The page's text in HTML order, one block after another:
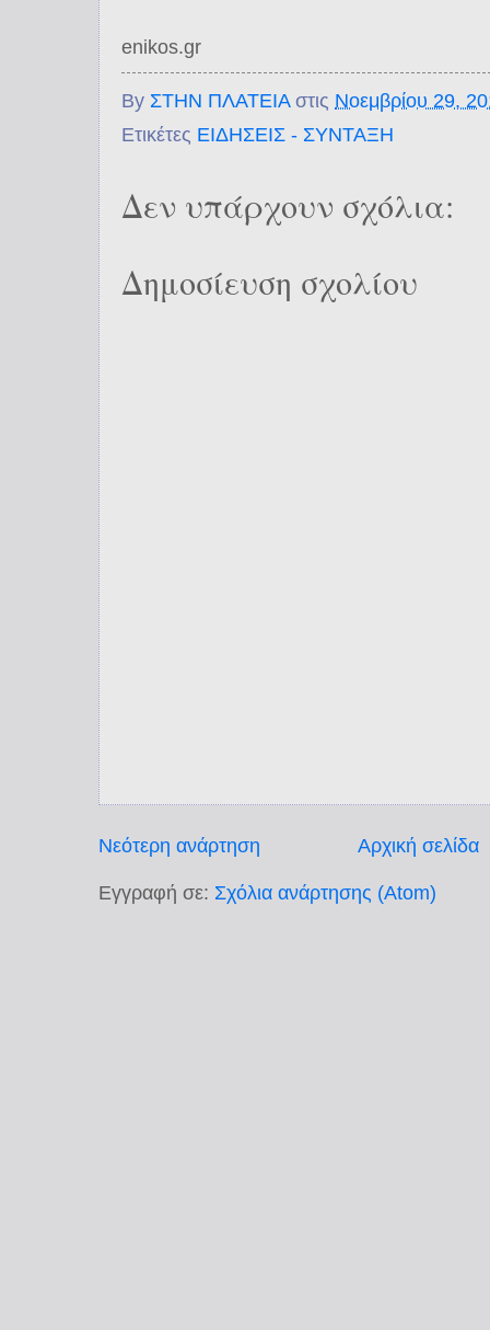
enikos.gr
By ΣΤΗΝ ΠΛΑΤΕΙΑ στις Νοεμβρίου 29,
Ετικέτες ΕΙΔΗΣΕΙΣ - ΣΥΝΤΑΞΗ
Δεν υπάρχουν σχόλια:
Δημοσίευση σχολίου
Νεότερη ανάρτηση Αρχική σελίδα
Εγγραφή σε: Σχόλια ανάρτησης (Atom)